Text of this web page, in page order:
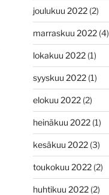
joulukuu 2022(2)
marraskuu 2022(4)
lokakuu 2022(1)
syyskuu 2022(1)
elokuu 2022(2)
heinäkuu 2022(1)
kesäkuu 2022(3)
toukokuu 2022(2)
huhtikuu 2022(2)